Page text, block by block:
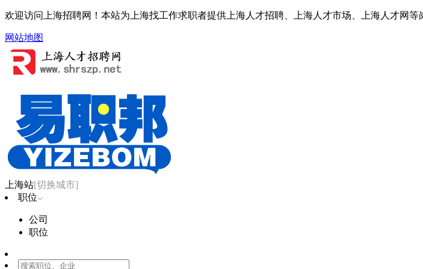
欢迎访问上海招聘网！本站为上海找工作求职者提供上海人才招聘、上海人才市场、上海人才网等
网站地图
上海站[切换城市]
职位
公司
职位